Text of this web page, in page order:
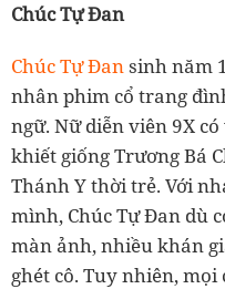
Chúc Tự Đan
Chúc Tự Đansinh năm
nhân phim cổ trang
ngữ. Nữ diễn viên 9X
khiết giống Trương Bá
Thánh Y thời trẻ. Với
mình, Chúc Tự Đan dù
màn ảnh, nhiều khán
ghét cô. Tuy nhiên,